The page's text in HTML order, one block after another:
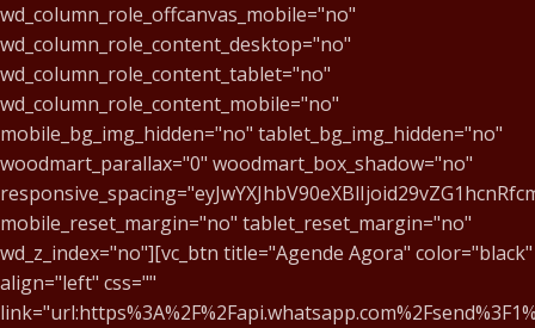
wd_column_role_offcanvas_mobile="no"
wd_column_role_content_desktop="no"
wd_column_role_content_tablet="no"
wd_column_role_content_mobile="no"
mobile_bg_img_hidden="no" tablet_bg_img_hidden="no"
woodmart_parallax="0" woodmart_box_shadow="no"
mobile_reset_margin="no" tablet_reset_margin="no"
wd_z_index="no"][vc_btn title="Agende Agora" color="black"
align="left" css=""